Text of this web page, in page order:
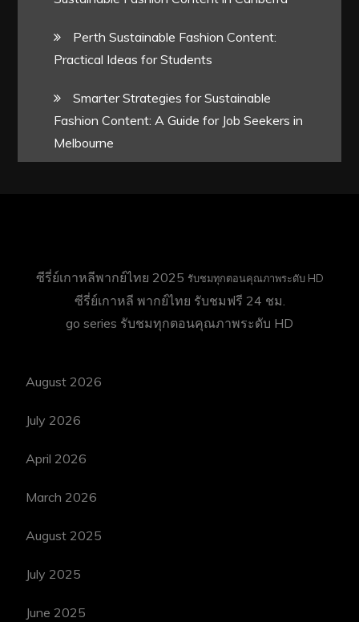
Perth Sustainable Fashion Content:
Practical Ideas for Students
Smarter Strategies for Sustainable
Fashion Content: A Guide for Job Seekers in
Melbourne
ซีรี่ย์เกาหลีพากย์ไทย 2025 รับชมทุกตอนคุณภาพระดับ HD
ซีรี่ย์เกาหลี พากย์ไทย รับชมฟรี 24 ชม.
go series รับชมทุกตอนคุณภาพระดับ HD
August 2026
July 2026
April 2026
March 2026
August 2025
July 2025
June 2025